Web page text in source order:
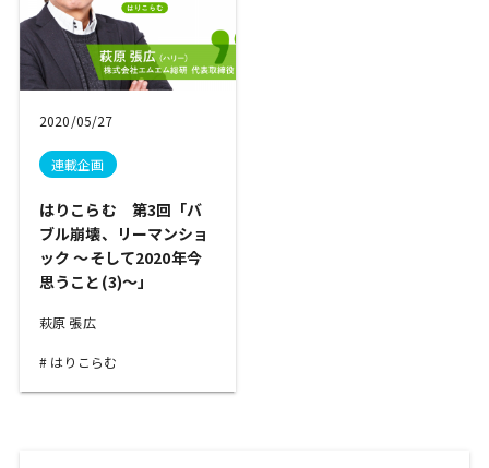
2020/05/27
連載企画
はりこらむ 第3回「バ
ブル崩壊、リーマンショ
ック ～そして2020年今
思うこと(3)～」
萩原 張広
はりこらむ